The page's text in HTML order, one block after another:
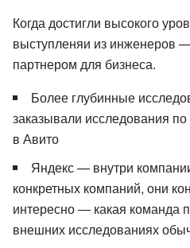
Когда достигли высокого
выступленяи из инженеров
партнером для бизнеса.
Более глубинные
заказывали исследования
в Авито
Яндекс — внутри
конкретных компаний, они
интересно — какая команда
внешних исследованиях